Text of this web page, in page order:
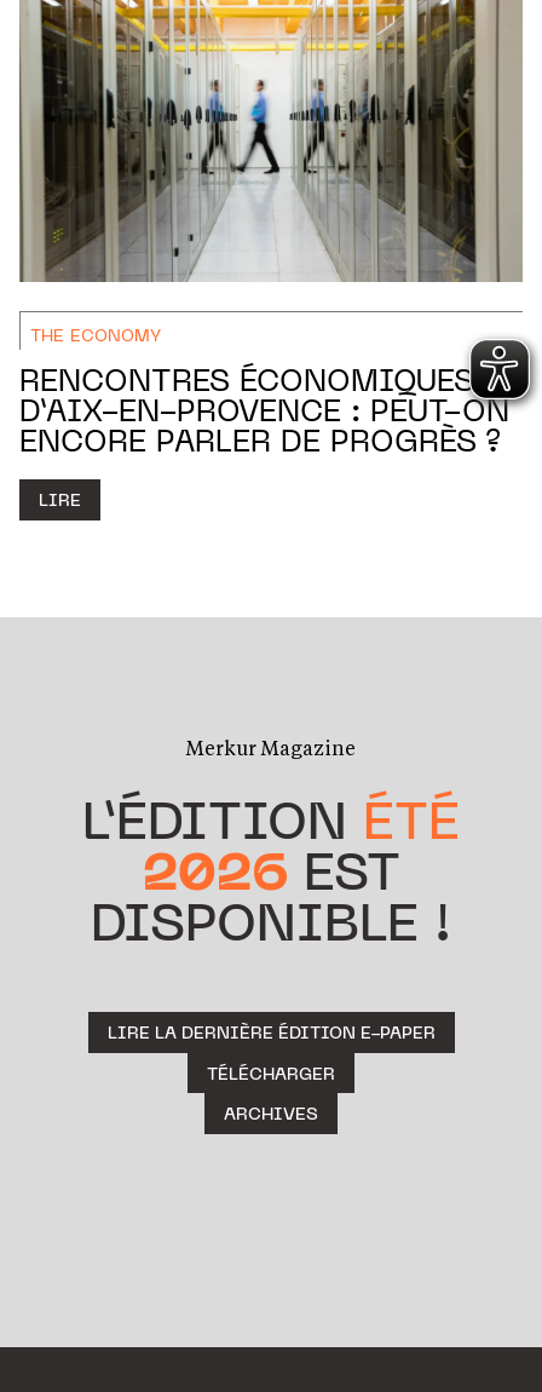
THE ECONOMY
RENCONTRES ÉCONOMIQUES
D’AIX-EN-PROVENCE : PEUT-ON
ENCORE PARLER DE PROGRÈS ?
LIRE
Merkur Magazine
L’ÉDITION ÉTÉ
2026 EST
DISPONIBLE !
LIRE LA DERNIÈRE ÉDITION E-PAPER
TÉLÉCHARGER
ARCHIVES